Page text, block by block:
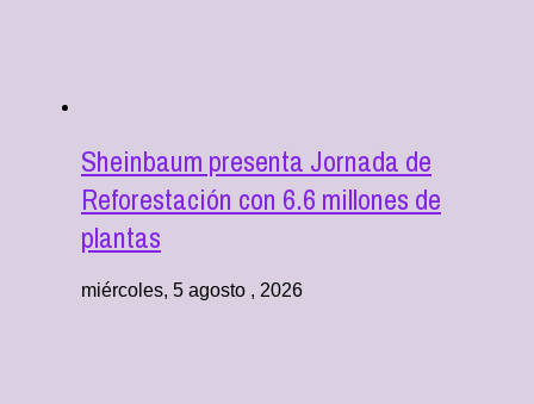
Sheinbaum presenta Jornada de
Reforestación con 6.6 millones de
plantas
miércoles, 5 agosto , 2026